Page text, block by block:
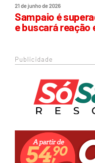
21 de junho de 2026
Sampaio é
e buscará reação
Publicidade